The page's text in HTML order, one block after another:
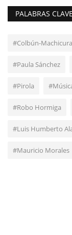
PALABRAS
#Colbún-Machicura
#Paula Sánchez
#Pirola
#Robo Hormiga
#Luis Humberto
#Mauricio Morales